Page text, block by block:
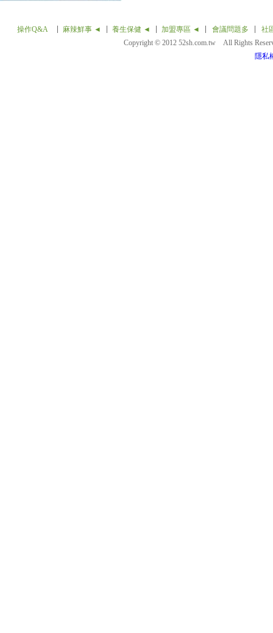
操作Q&A 麻辣鮮事 ◄ 養生保健 ◄ 加盟專區 ◄ 會議問題多
社
Copyright © 2012 52sh.com.tw All Rights
隱私